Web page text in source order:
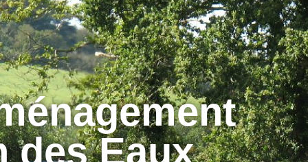
des Eaux